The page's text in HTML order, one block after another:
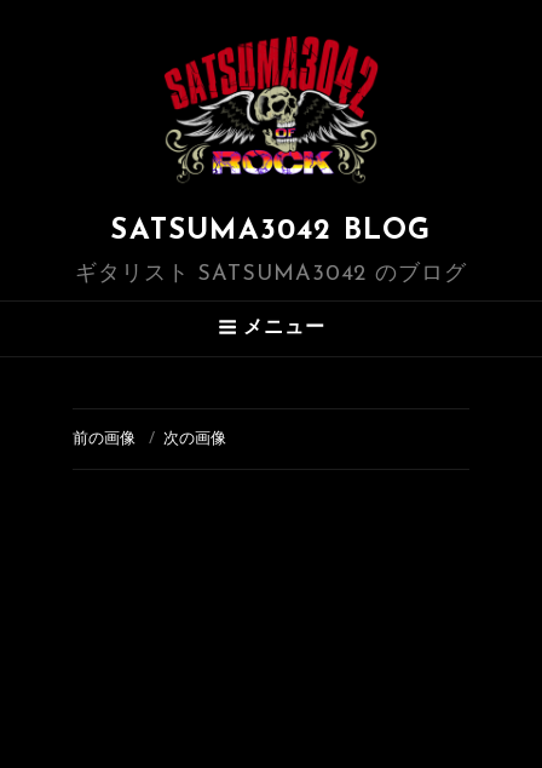
SATSUMA3042 BLOG
ギタリスト SATSUMA3042 のブログ
メニュー
前の画像 次の画像